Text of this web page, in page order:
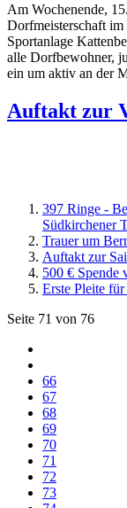
Am Wochenende,
Dorfmeisterschaft
Sportanlage
alle Dorfbewohner,
ein um aktiv an der
Auftakt zur
397 Ringe -
Südkirchener
Trauer um
Auftakt zur
500 € Spende
Erste Pleite
Seite 71 von 76
66
67
68
69
70
71
72
73